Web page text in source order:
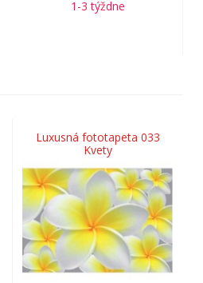
1-3 týždne
Luxusná fototapeta 033
Kvety